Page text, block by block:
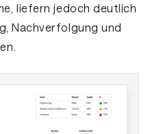
liefern jedoch deutlich
,Nachverfolgungund
.